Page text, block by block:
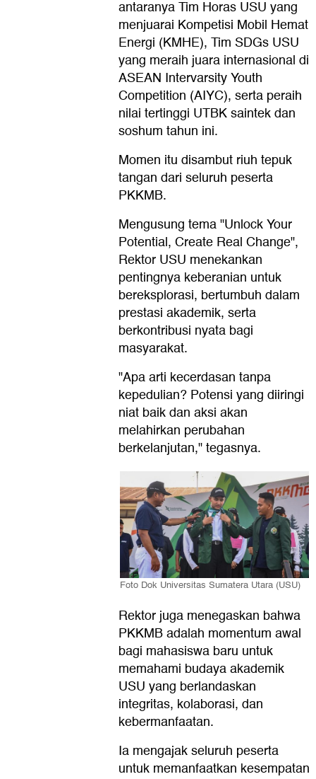
antaranya Tim Horas USU yang
menjuarai Kompetisi Mobil Hemat
Energi (KMHE), Tim SDGs USU
yang meraih juara internasional di
ASEAN Intervarsity Youth
Competition (AIYC), serta peraih
nilai tertinggi UTBK saintek dan
soshum tahun ini.
Momen itu disambut riuh tepuk
tangan dari seluruh peserta
PKKMB.
Mengusung tema "Unlock Your
Potential, Create Real Change",
Rektor USU menekankan
pentingnya keberanian untuk
bereksplorasi, bertumbuh dalam
prestasi akademik, serta
berkontribusi nyata bagi
masyarakat.
"Apa arti kecerdasan tanpa
kepedulian? Potensi yang diiringi
niat baik dan aksi akan
melahirkan perubahan
berkelanjutan," tegasnya.
Foto Dok Universitas Sumatera Utara (USU)
Rektor juga menegaskan bahwa
PKKMB adalah momentum awal
bagi mahasiswa baru untuk
memahami budaya akademik
USU yang berlandaskan
integritas, kolaborasi, dan
kebermanfaatan.
Ia mengajak seluruh peserta
untuk memanfaatkan kesempatan